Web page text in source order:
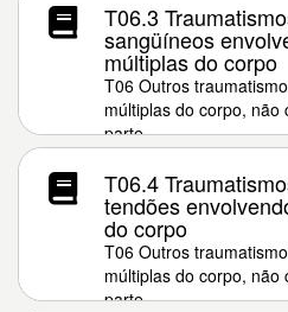
T06.3
sangüíneos
múltiplas do corpo
T06 Outros
múltiplas do corpo, não
parte
T06.4
tendões
do corpo
T06 Outros
múltiplas do corpo, não
parte